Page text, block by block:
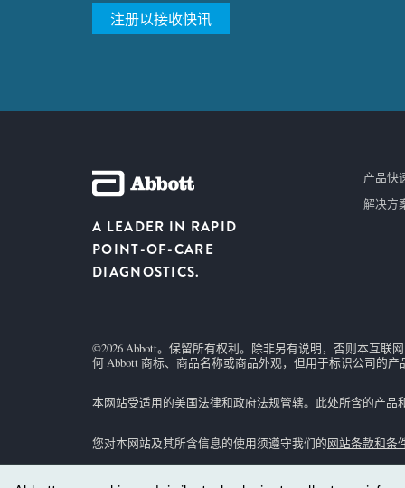
注册以接收快讯
A LEADER IN RAPID
POINT-OF-CARE
DIAGNOSTICS.
产品快
解决方
©2026 Abbott。保留所有权利。除非另有说明，否则本互联
何 Abbott 商标、商品名称或商品外观，但用于标识公司的
本网站受适用的美国法律和政府法规管辖。此处所含的产
您对本网站及其所含信息的使用须遵守我们的网站条款和条
并非所有产品在所有地区都有供货。请恰询您当地的代表